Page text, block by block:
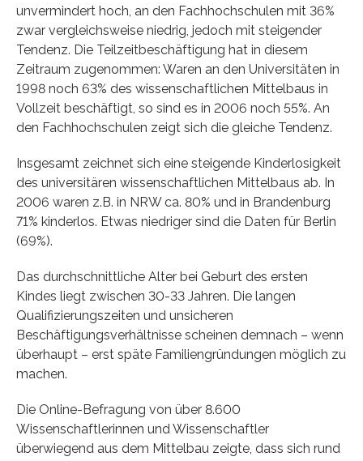
unvermindert hoch, an den Fachhochschulen mit 36%
zwar vergleichsweise niedrig, jedoch mit steigender
Tendenz. Die Teilzeitbeschäftigung hat in diesem
Zeitraum zugenommen: Waren an den Universitäten in
1998 noch 63% des wissenschaftlichen Mittelbaus in
Vollzeit beschäftigt, so sind es in 2006 noch 55%. An
den Fachhochschulen zeigt sich die gleiche Tendenz.
Insgesamt zeichnet sich eine steigende Kinderlosigkeit
des universitären wissenschaftlichen Mittelbaus ab. In
2006 waren z.B. in NRW ca. 80% und in Brandenburg
71% kinderlos. Etwas niedriger sind die Daten für Berlin
(69%).
Das durchschnittliche Alter bei Geburt des ersten
Kindes liegt zwischen 30-33 Jahren. Die langen
Qualifizierungszeiten und unsicheren
Beschäftigungsverhältnisse scheinen demnach – wenn
überhaupt – erst späte Familiengründungen möglich zu
machen.
Die Online-Befragung von über 8.600
Wissenschaftlerinnen und Wissenschaftler
überwiegend aus dem Mittelbau zeigte, dass sich rund